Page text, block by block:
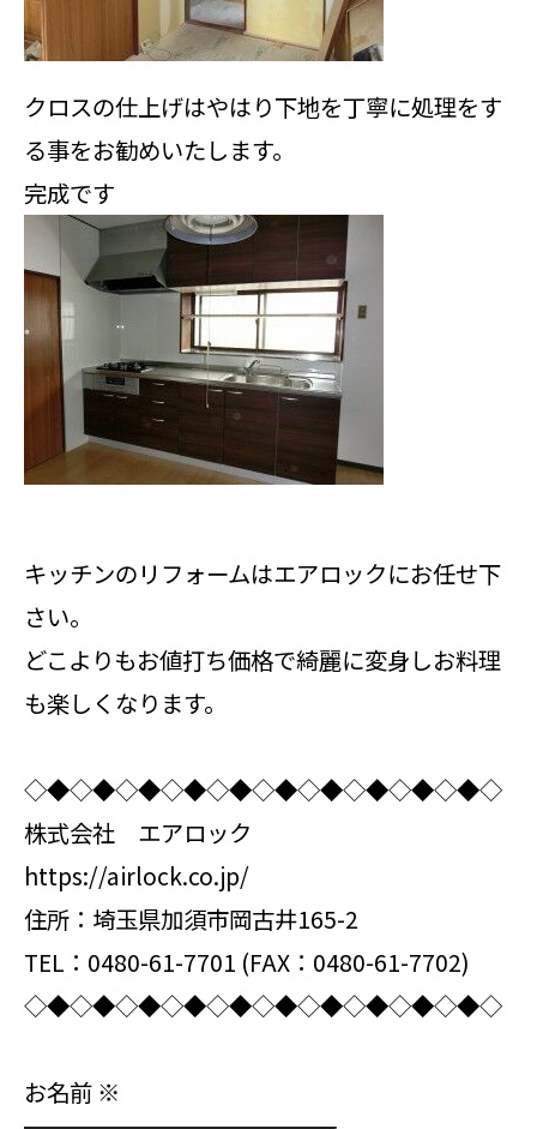
クロスの仕上げはやはり下地を丁寧に処理をす
る事をお勧めいたします。
完成です
キッチンのリフォームはエアロックにお任せ下
さい。
どこよりもお値打ち価格で綺麗に変身しお料理
も楽しくなります。
◇◆◇◆◇◆◇◆◇◆◇◆◇◆◇◆◇◆◇◆◇
株式会社 エアロック
https://airlock.co.jp/
住所：埼玉県加須市岡古井165-2
TEL：0480-61-7701 (FAX：0480-61-7702)
◇◆◇◆◇◆◇◆◇◆◇◆◇◆◇◆◇◆◇◆◇
お名前 ※